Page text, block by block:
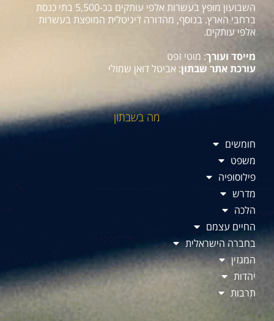
השבועון מופץ בעשרות אלפי עותקים בכ-5,500 בתי כנסת
ברחבי הארץ. בנוסף, מהדורה דיגיטלית המופצת בעשרות
אלפי עותקים.
מייסד ועורך: מוטי זפט
עורכת אתר שבתון: אביטל דואן שמולי
מה בשבתון
חומשים
משפט
פילוסופיה
מדרש
הלכה
החיים עצמם
בחברה הישראלית
המגזין
יהדות
תרבות